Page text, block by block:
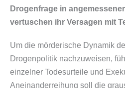
Drogenfrage in
vertuschen ihr Versagen mit
Um die mörderische Dynamik
Drogenpolitik nachzuweisen,
einzelner Todesurteile und
Aneinanderreihung soll die